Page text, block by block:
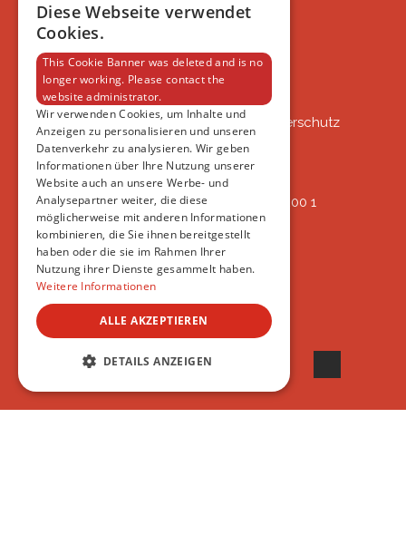
VSAT - Verein Schweizer Auslandtierschutz
Oberlangnauerstrasse 13b
9562 Märwil
IBAN: CH82 00 78 4297 8786 7200 1
ERREICHBAR
AB 17:45
© 2022 VSAT
Diese Webseite verwendet
Cookies.
This Cookie Banner was deleted and is no
longer working. Please contact the
website administrator.
Wir verwenden Cookies, um Inhalte und
Anzeigen zu personalisieren und unseren
Datenverkehr zu analysieren. Wir geben
Informationen über Ihre Nutzung unserer
Website auch an unsere Werbe- und
Analysepartner weiter, die diese
möglicherweise mit anderen Informationen
kombinieren, die Sie ihnen bereitgestellt
haben oder die sie im Rahmen Ihrer
Nutzung ihrer Dienste gesammelt haben.
Weitere Informationen
ALLE AKZEPTIEREN
DETAILS ANZEIGEN
UNBEDINGT ERFORDERLICH